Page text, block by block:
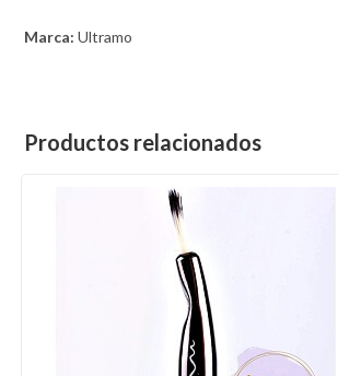
Marca:Ultramo
Productos relacionados